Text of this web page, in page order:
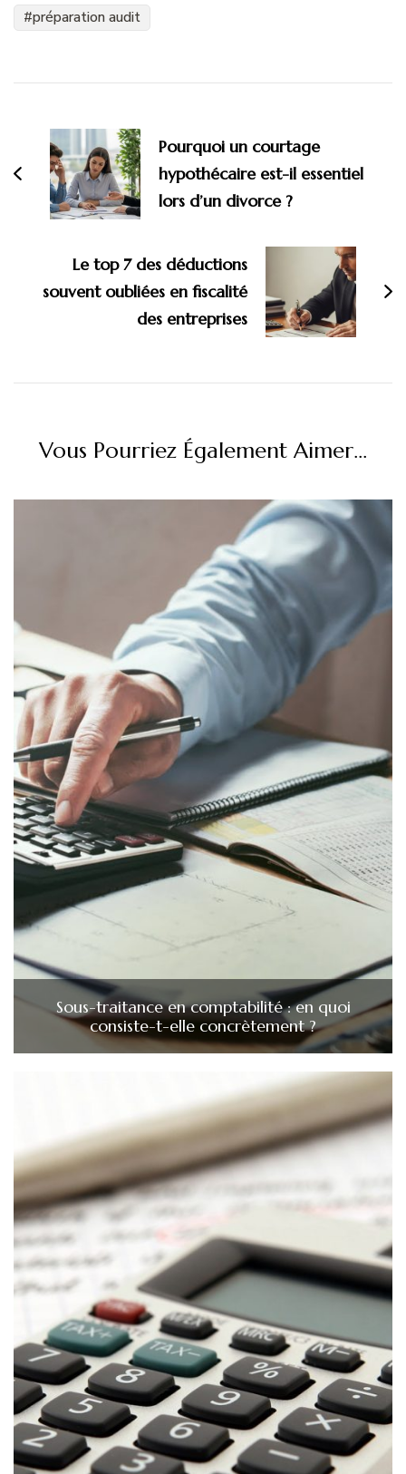
préparation audit
d'article
Pourquoi un courtage
hypothécaire est-il essentiel
lors d’un divorce ?
Le top 7 des déductions
souvent oubliées en fiscalité
des entreprises
Vous Pourriez Également Aimer...
Sous-traitance en comptabilité : en quoi
consiste-t-elle concrètement ?